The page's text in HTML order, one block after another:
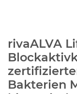
rivaALVA
Bakterien